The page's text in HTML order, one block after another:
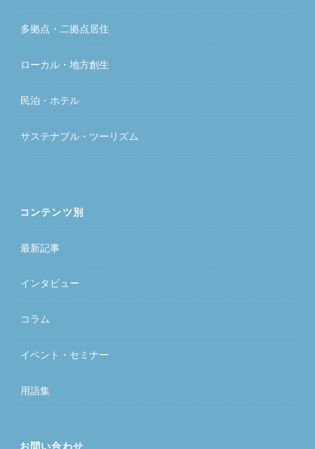
多拠点・二拠点居住
ローカル・地方創生
民泊・ホテル
サステナブル・ツーリズム
コンテンツ別
最新記事
インタビュー
コラム
イベント・セミナー
用語集
お問い合わせ